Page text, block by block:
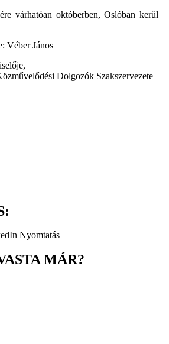
várhatóan októberben, Oslóban kerül
Véber János
Dolgozók Szakszervezete
Nyomtatás
MÁR?